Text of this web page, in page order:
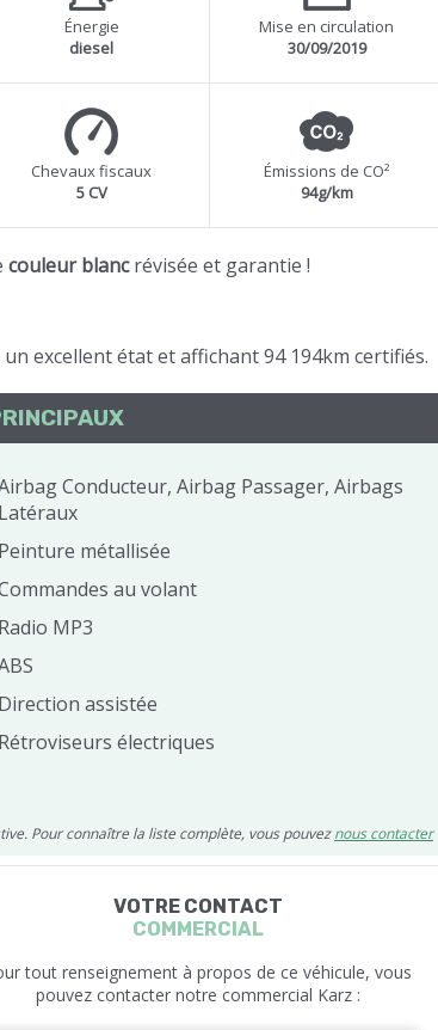
Énergie
diesel
Mise en circulation
30/09/2019
Chevaux fiscaux
5 CV
Émissions de CO²
94g/km
couleur blancrévisée et garantie !
un excellent état et affichant 94 194km certifiés.
Conducteur, Airbag Passager, Airbags
Latéraux
Peinture métallisée
au volant
Radio MP3
Direction assistée
Rétroviseurs électriques
Pour connaître la liste complète, vous pouveznous contacter
VOTRE CONTACT
COMMERCIAL
tout renseignement à propos de ce véhicule, vous
pouvez contacter notre commercial Karz :